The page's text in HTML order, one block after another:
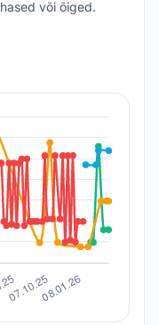
või õiged.